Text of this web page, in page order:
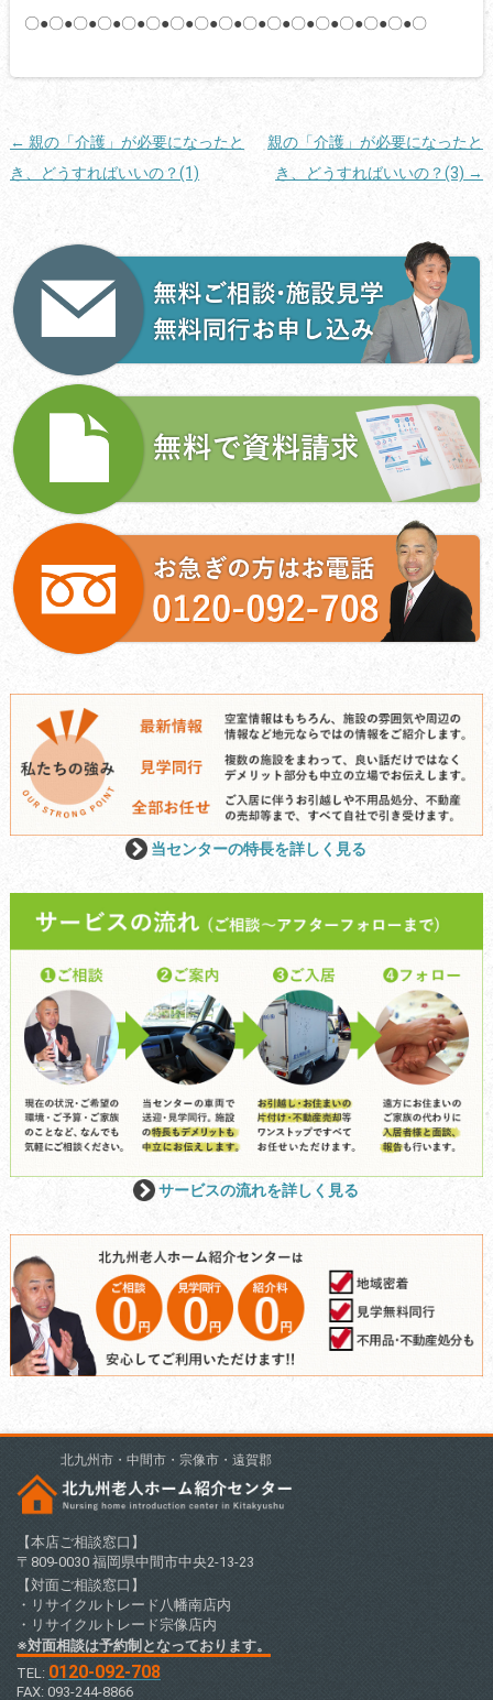
〇●〇●〇●〇●〇●〇●〇●〇●〇●〇●〇●〇●〇●〇●〇●〇●〇
投
稿
ー
シ
← 親の「介護」が必要になったと
き、どうすればいいの？(1)
親の「介護」が必要になったと
き、どうすればいいの？(3) →
当センターの特長を詳しく見る
サービスの流れを詳しく見る
北九州市・中間市・宗像市・遠賀郡
【本店ご相談窓口】
〒809-0030 福岡県中間市中央2-13-23
【対面ご相談窓口】
・リサイクルトレード八幡南店内
・リサイクルトレード宗像店内
※対面相談は予約制となっております。
TEL: 0120-092-708
FAX: 093-244-8866